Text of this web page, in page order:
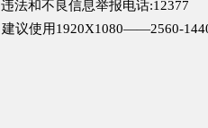
违法和不良信息举报电话:12377
建议使用1920X1080——2560-